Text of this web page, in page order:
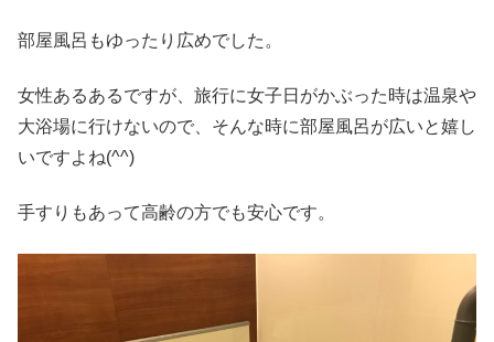
部屋風呂もゆったり広めでした。
女性あるあるですが、旅行に女子日がかぶった時は温泉や
大浴場に行けないので、そんな時に部屋風呂が広いと嬉し
いですよね(^^)
手すりもあって高齢の方でも安心です。